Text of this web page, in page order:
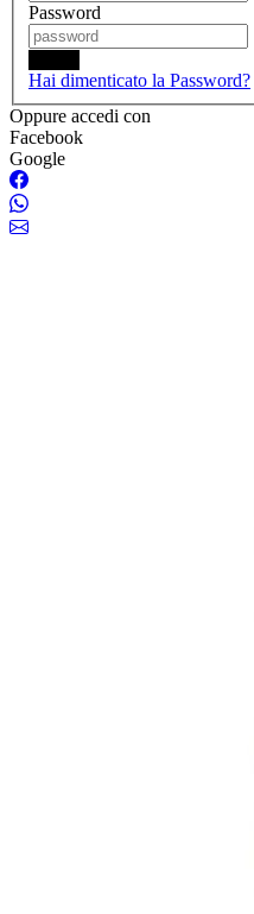
Password
Hai dimenticato la Password?
Oppure accedi con
Facebook
Google